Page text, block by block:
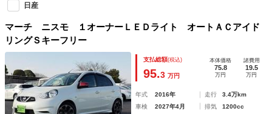
日産
マーチ ニスモ １オーナーＬＥＤライト オートＡＣアイド
リングＳキーフリー
支払総額(税込)
95.3 万円
本体価格
75.8
万円
諸費用
19.5
万円
年式 2016年 走行
3.4万km
車検
2027年4月 排気
1200cc